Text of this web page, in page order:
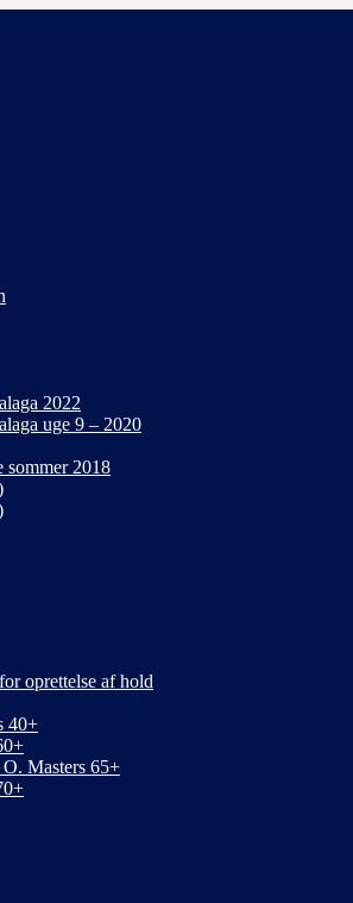
2022
uge 9 – 2020
sommer 2018
oprettelse af hold
40+
Masters 65+